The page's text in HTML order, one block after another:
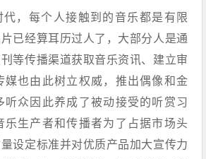
代，每个人接触到的音乐都是有限
已经算耳历过人了，大部分人是通
等传播渠道获取音乐资讯、建立审
媒也由此树立权威，推出偶像和金
听众因此养成了被动接受的听赏习
乐生产者和传播者为了占据市场头
设定标准并对优质产品加大宣传力